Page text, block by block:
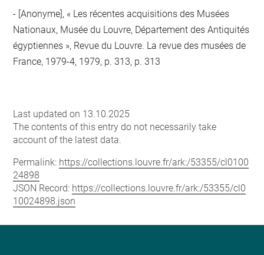
[Anonyme], « Les récentes acquisitions des Musées
Nationaux, Musée du Louvre, Département des Antiquités
égyptiennes », Revue du Louvre. La revue des musées de
France, 1979-4, 1979, p. 313, p. 313
Last updated on 13.10.2025
The contents of this entry do not necessarily take
account of the latest data.
Permalink: https://collections.louvre.fr/ark:/53355/cl0100
24898
JSON Record: https://collections.louvre.fr/ark:/53355/cl0
10024898.json